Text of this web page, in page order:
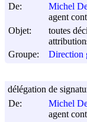
De:
Michel
agent
Objet:
toutes
Groupe:
Direction
De:
Michel
agent
délégation de